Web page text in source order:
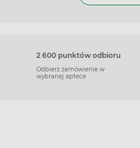
2 600 punktów odbioru
Odbierz zamówienie w
wybranej aptece